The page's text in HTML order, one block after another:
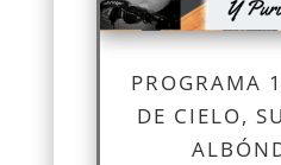
PROGRAMA
DE CIELO,